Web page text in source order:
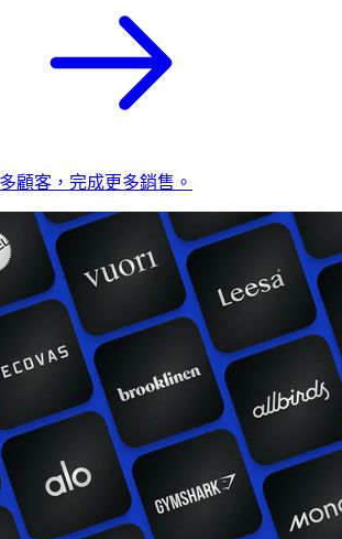
顧客，完成更多銷售。